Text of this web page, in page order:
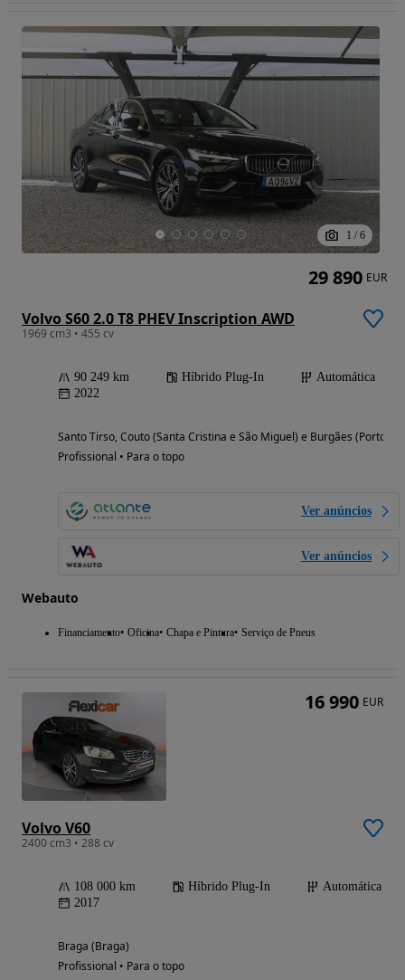
1 / 6
Volvo S60 2.0 T8 PHEV Inscription AWD
1969 cm3 • 455 cv
90 249 km Híbrido Plug-In
Automática
2022
Santo Tirso, Couto (Santa Cristina e São Miguel) e Burgães (Porto)
Profissional • Para o topo
Ver anúncios
Ver anúncios
Webauto
Financiamento Oficina Chapa e Pintura Serviço de Pneus
29 890 EUR
Volvo V60
2400 cm3 • 288 cv
108 000 km Híbrido Plug-In
Automática
2017
Braga (Braga)
Profissional • Para o topo
16 990 EUR